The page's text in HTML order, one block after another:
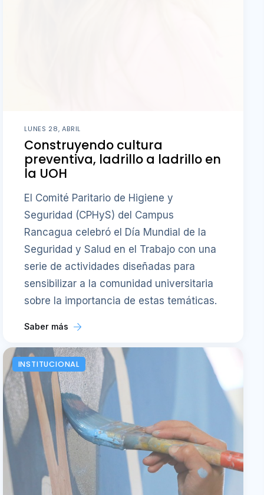
LUNES 28, ABRIL
Construyendo cultura
preventiva, ladrillo a ladrillo en
la UOH
El Comité Paritario de Higiene y
Seguridad (CPHyS) del Campus
Rancagua celebró el Día Mundial de la
Seguridad y Salud en el Trabajo con una
serie de actividades diseñadas para
sensibilizar a la comunidad universitaria
sobre la importancia de estas temáticas.
Saber más
INSTITUCIONAL